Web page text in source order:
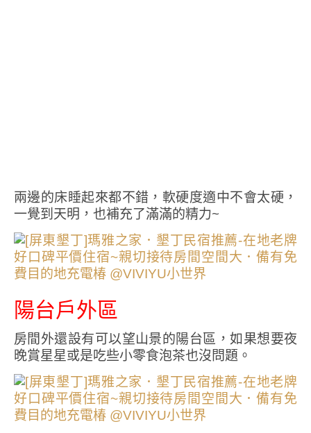
兩邊的床睡起來都不錯，軟硬度適中不會太硬，
一覺到天明，也補充了滿滿的精力~
陽台戶外區
房間外還設有可以望山景的陽台區，如果想要夜
晚賞星星或是吃些小零食泡茶也沒問題。